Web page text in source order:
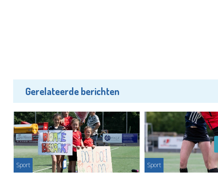
Gerelateerde berichten
Sport Sport